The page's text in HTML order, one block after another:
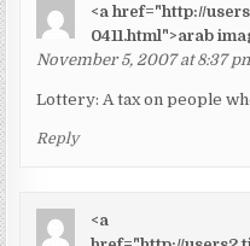
<a href="http://
0411.html">arab
November 5, 2007 at 8:37
Lottery: A tax on people
Reply
<a